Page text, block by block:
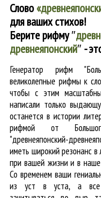
Слово
для ваших стихов!
Берите рифму″
древнеяпонский″ -
Генератор рифм
великолепные рифмы к
чтобы с этим
написали только
останется в истории
рифмой от
"древнеяпонский-
иметь широкий резонанс
при вашей жизни и в наше
Со временем ваши
из уст в уста, а все